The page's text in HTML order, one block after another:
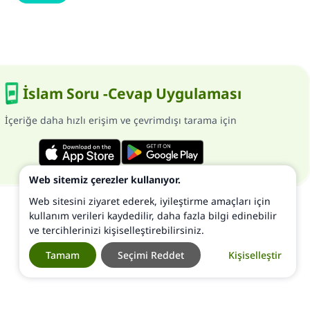
İslam Soru -Cevap Uygulaması
İçeriğe daha hızlı erişim ve çevrimdışı tarama için
Web sitemiz çerezler kullanıyor.
Web sitesini ziyaret ederek, iyileştirme amaçları için
kullanım verileri kaydedilir, daha fazla bilgi edinebilir
ve tercihlerinizi kişiselleştirebilirsiniz.
Kişiselleştir
Seçimi Reddet
Tamam